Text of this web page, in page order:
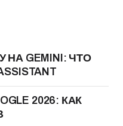
НА GEMINI: ЧТО
2026: КАК